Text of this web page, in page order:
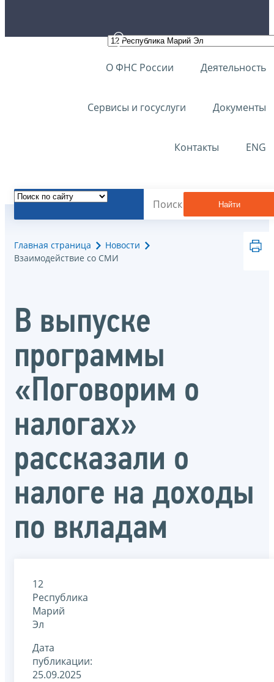
О ФНС России Деятельность
Сервисы и госуслуги Документы
Контакты ENG
Найти
Главная страница
Новости
Взаимодействие со СМИ
В выпуске
программы
«Поговорим о
налогах»
рассказали о
налоге на доходы
по вкладам
12
Республика
Марий
Эл
Дата
публикации:
25.09.2025